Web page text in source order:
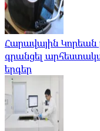
Հարավային Կորեան
գրանցել
երգեր